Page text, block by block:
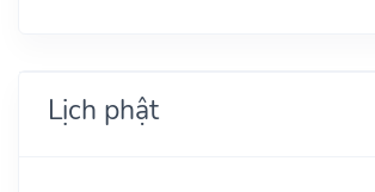
Lịch phật